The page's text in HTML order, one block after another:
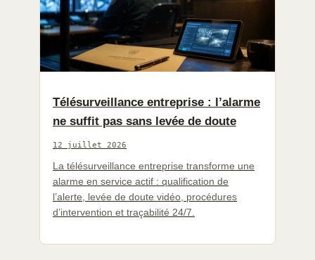
Télésurveillance entreprise : l’alarme
ne suffit pas sans levée de doute
12 juillet 2026
La télésurveillance entreprise transforme une
alarme en service actif : qualification de
l’alerte, levée de doute vidéo, procédures
d’intervention et traçabilité 24/7.